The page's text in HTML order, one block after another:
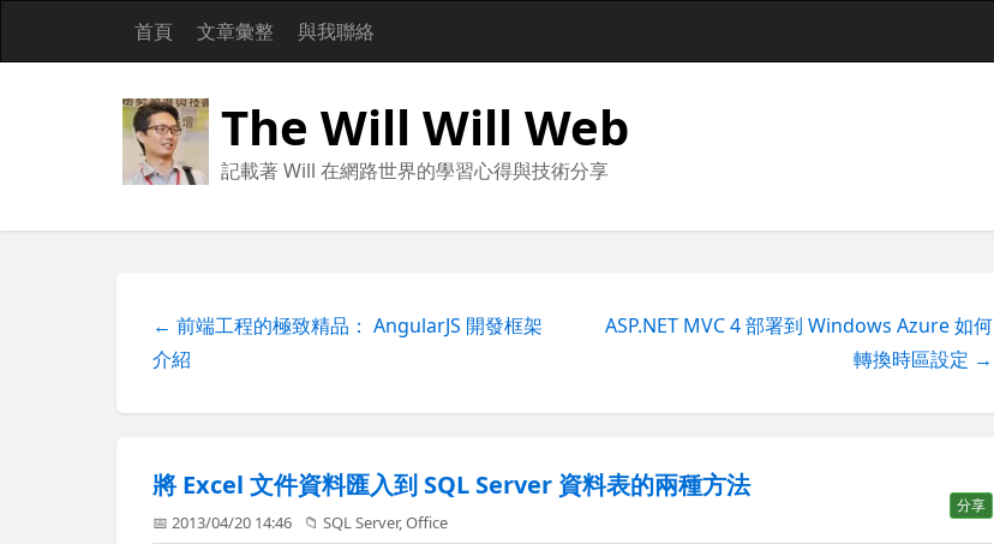
首頁 文章彙整 與我聯絡
The Will Will Web
記載著 Will 在網路世界的學習心得與技術分享
← 前端工程的極致精品： AngularJS 開發框架
介紹
ASP.NET MVC 4 部署到 Windows Azure 如何
轉換時區設定 →
將 Excel 文件資料匯入到 SQL Server 資料表的兩種方法
分享
📅 2013/04/20 14:46 📁SQL Server,Office